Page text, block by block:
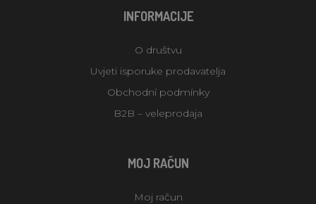
INFORMACIJE
O društvu
Uvjeti isporuke prodavatelja
Obchodní podmínky
B2B – veleprodaja
MOJ RAČUN
Moj račun